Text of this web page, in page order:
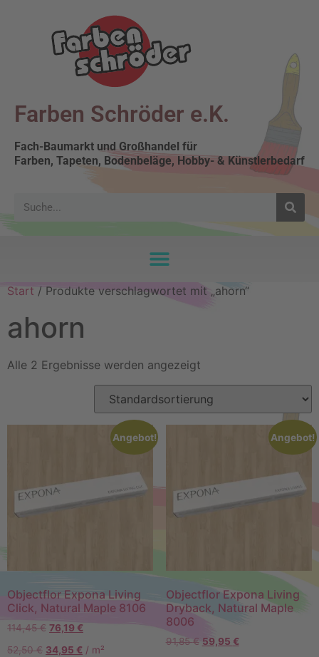
Farben Schröder e.K.
Fach-Baumarkt und Großhandel für
Farben, Tapeten, Bodenbeläge, Hobby- & Künstlerbedarf
Start / Produkte verschlagwortet mit „ahorn“
ahorn
Alle 2 Ergebnisse werden angezeigt
Angebot!
Objectflor Expona Living
Click, Natural Maple 8106
114,45€ 76,19 €
52,50€ 34,95 € / m²
Angebot!
Objectflor Expona Living
Dryback, Natural Maple
8006
91,85€ 59,95 €